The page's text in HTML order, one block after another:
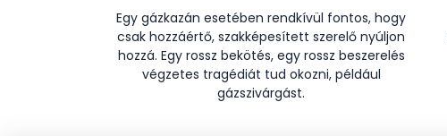
Egy gázkazán esetében rendkívül fontos, hogy
csak hozzáértő, szakképesített szerelő nyúljon
hozzá. Egy rossz bekötés, egy rossz beszerelés
végzetes tragédiát tud okozni, például
gázszivárgást.